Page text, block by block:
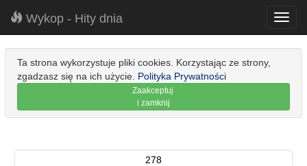
Wykop - Hity dnia
Ta strona wykorzystuje pliki cookies. Korzystając ze strony,
zgadzasz się na ich użycie. Polityka Prywatności
Zaakceptuj
i zamknij
278